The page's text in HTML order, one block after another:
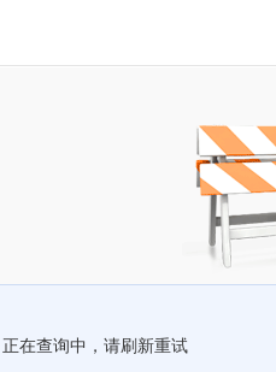
正在查询中，请刷新重试